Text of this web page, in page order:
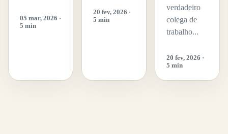
05 mar, 2026 ·
5 min
20 fev, 2026 ·
5 min
verdadeiro
colega de
trabalho...
20 fev, 2026 ·
5 min